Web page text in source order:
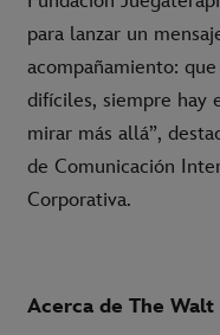
para lanzar un
acompañamiento:
difíciles, siempre hay
mirar más allá”,
de Comunicación
Corporativa.
Acerca de The Walt